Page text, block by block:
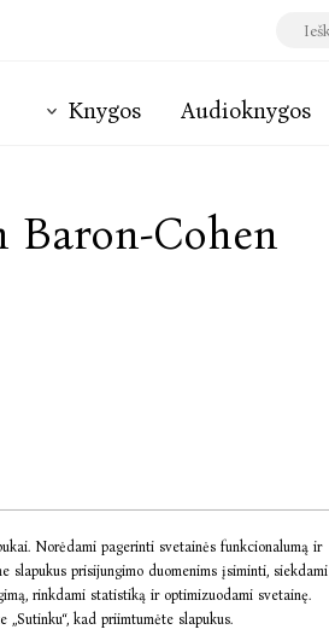
Knygos Audioknygos
Baron-Cohen
Norėdami pagerinti svetainės funkcionalumą ir
slapukus prisijungimo duomenims įsiminti, siekdami
rinkdami statistiką ir optimizuodami svetainę.
„Sutinku“, kad priimtumėte slapukus.